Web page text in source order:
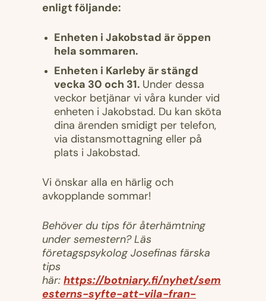
enligt följande:
Enheten i Jakobstad är öppen
hela sommaren.
Enheten i Karleby är stängd
vecka 30 och 31. Under dessa
veckor betjänar vi våra kunder vid
enheten i Jakobstad. Du kan sköta
dina ärenden smidigt per telefon,
via distansmottagning eller på
plats i Jakobstad.
Vi önskar alla en härlig och
avkopplande sommar!
Behöver du tips för återhämtning
under semestern? Läs
företagspsykolog Josefinas färska
tips
här: https://botniary.fi/nyhet/sem
esterns-syfte-att-vila-fran-